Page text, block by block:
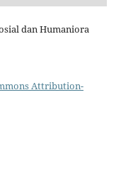
dan Humaniora
Attribution-